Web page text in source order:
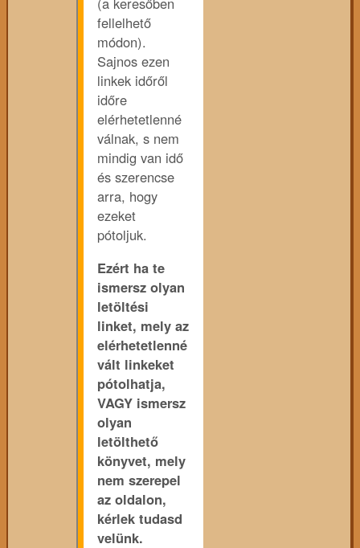
fellelhető
módon).
Sajnos ezen
linkek időről
időre
elérhetetlenné
válnak, s nem
mindig van idő
és szerencse
arra, hogy
ezeket
pótoljuk.
Ezért ha te
ismersz olyan
letöltési
linket, mely az
elérhetetlenné
vált linkeket
pótolhatja,
VAGY ismersz
olyan
letölthető
könyvet, mely
nem szerepel
az oldalon,
kérlek tudasd
velünk.